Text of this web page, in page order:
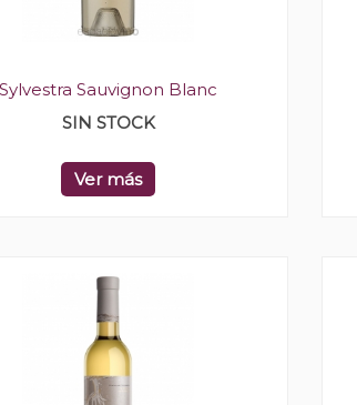
Sylvestra Sauvignon Blanc
SIN STOCK
Ver más